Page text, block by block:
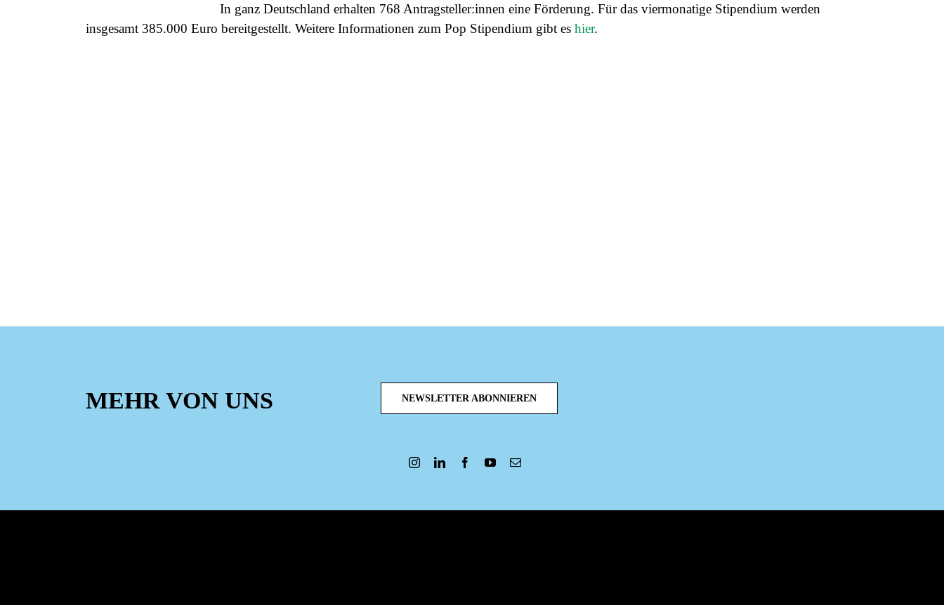
In ganz Deutschland erhalten 768 Antragsteller:innen eine Förderung. Für das viermonatige Stipendium werden
insgesamt 385.000 Euro bereitgestellt. Weitere Informationen zum Pop Stipendium gibt es hier.
MEHR VON UNS NEWSLETTER ABONNIEREN